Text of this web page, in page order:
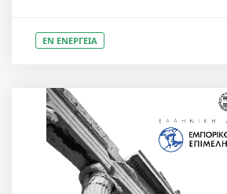
ΕΝ ΕΝΕΡΓΕΙΑ